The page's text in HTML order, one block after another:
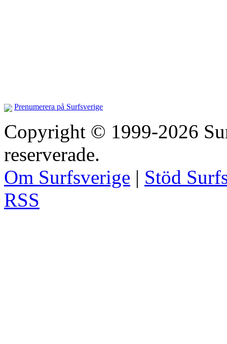
Prenumerera på Surfsverige
Copyright © 1999-2026
reserverade.
Om Surfsverige | Stöd
RSS